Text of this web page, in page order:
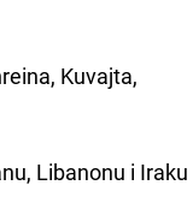
Kuvajta,
Libanonu i Iraku